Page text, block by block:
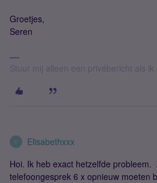
Groetjes,
Seren
Stuur mij alleen een privébericht als
E Elisabethxxx
Hoi. Ik heb exact hetzelfde probleem.
telefoongesprek 6 x opnieuw moeten